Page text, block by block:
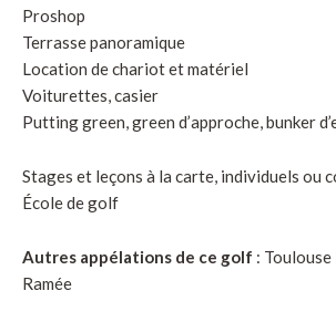
Proshop
Terrasse panoramique
Location de chariot et matériel
Voiturettes, casier
Putting green, green d’approche, bunker
Stages et leçons à la carte, individuels ou
École de golf
Autres appélations de ce golf : Toulouse
Ramée